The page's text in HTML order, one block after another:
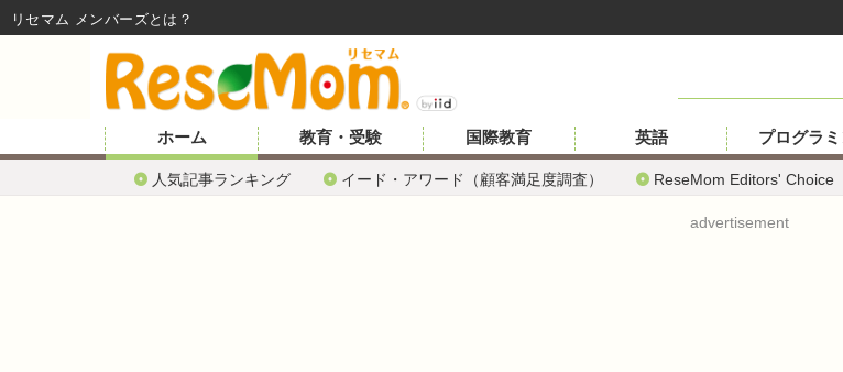
ホーム
人気記事ランキング イード・アワード（顧客満足度調査） ReseMom Editors' Choice
教育・受験 国際教育 英語 プログラ
advertisement
リセマム メンバーズ